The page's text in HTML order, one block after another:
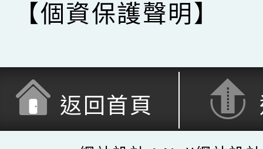
【個資保護聲明】
返回首頁